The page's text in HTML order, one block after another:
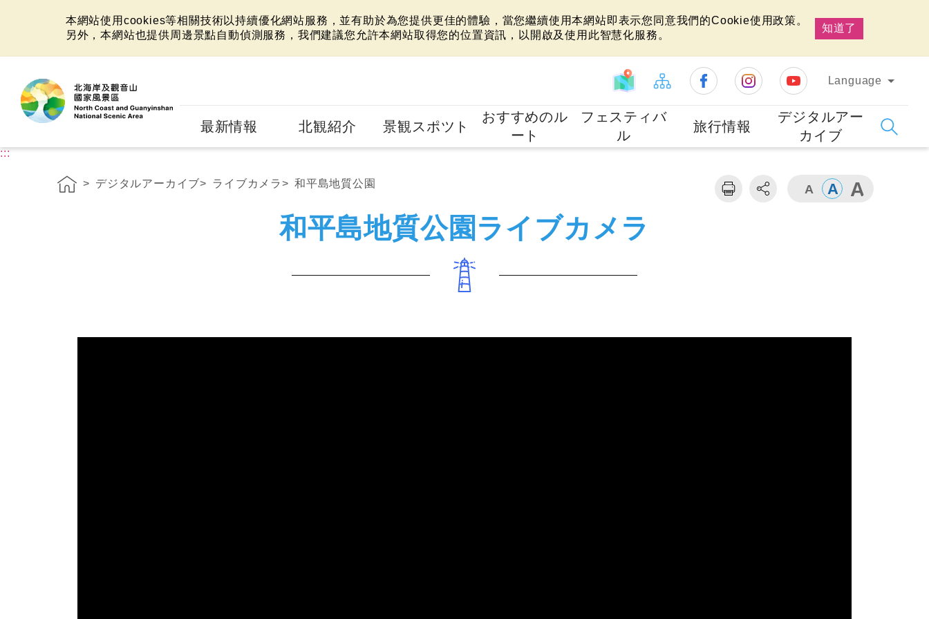
本網站使用cookies等相關技術以持續優化網站服務，並有助於為您提供更佳的體驗，當您繼續使用本網站即表示您同意我們的Cookie使用政策。
另外，本網站也提供周邊景點自動偵測服務，我們建議您允許本網站取得您的位置資訊，以開啟及使用此智慧化服務。
知道了
Language
最新情報 北観紹介 景観スポツト
おすすめのル
ート
フェスティバ
ル
旅行情報
デジタルアー
カイブ
:::
デジタルアーカイブ ライブカメラ 和平島地質公園
和平島地質公園ライブカメラ